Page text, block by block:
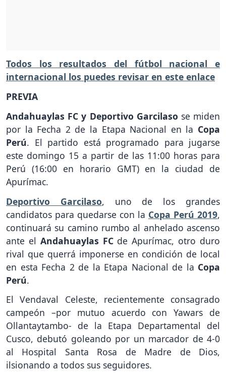
Todos los resultados del fútbol nacional e
internacional los puedes revisar en este enlace
PREVIA
Andahuaylas FC y Deportivo Garcilaso se miden
por la Fecha 2 de la Etapa Nacional en la Copa
Perú. El partido está programado para jugarse
este domingo 15 a partir de las 11:00 horas para
Perú (16:00 en horario GMT) en la ciudad de
Apurímac.
Deportivo Garcilaso, uno de los grandes
candidatos para quedarse con la Copa Perú 2019,
continuará su camino rumbo al anhelado ascenso
ante el Andahuaylas FCde Apurímac, otro duro
rival que querrá imponerse en condición de local
en esta Fecha 2 de la Etapa Nacional de la Copa
Perú.
El Vendaval Celeste, recientemente consagrado
campeón –por mutuo acuerdo con Yawars de
Ollantaytambo- de la Etapa Departamental del
Cusco, debutó goleando por un marcador de 4-0
al Hospital Santa Rosa de Madre de Dios,
ilsionando a todos sus seguidores.